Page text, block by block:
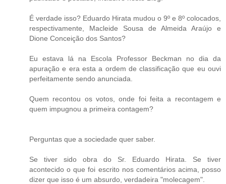
É verdade isso? Eduardo Hirata mudou o 9º e 8º colocados,
respectivamente, Macleide Sousa de Almeida Araújo e
Dione Conceição dos Santos?
Eu estava lá na Escola Professor Beckman no dia da
apuração e era esta a ordem de classificação que eu ouvi
perfeitamente sendo anunciada.
Quem recontou os votos, onde foi feita a recontagem e
quem impugnou a primeira contagem?
Perguntas que a sociedade quer saber.
Se tiver sido obra do Sr. Eduardo Hirata. Se tiver
acontecido o que foi escrito nos comentários acima, posso
dizer que isso é um absurdo, verdadeira "molecagem".